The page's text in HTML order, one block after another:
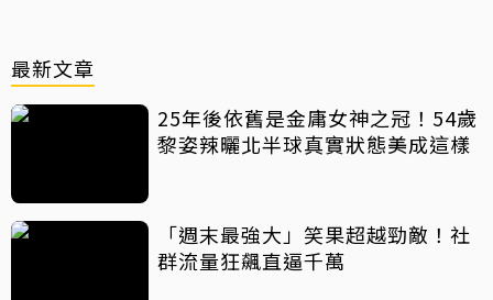
最新文章
25年後依舊是金庸女神之冠！54歲
黎姿辣曬北半球真實狀態美成這樣
「週末最強大」笑果超越勁敵！社
群流量狂飆直逼千萬